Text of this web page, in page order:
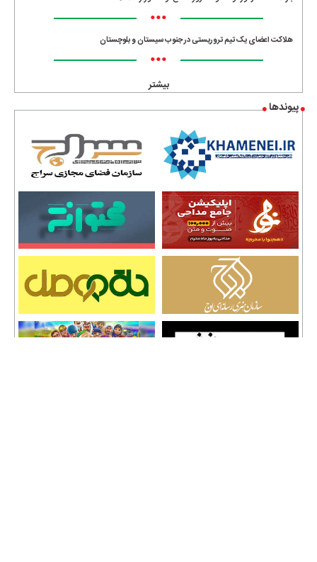
•••
هلاکت اعضای یک تیم تروریستی در جنوب سیستان و بلوچستان
•••
بیشتر
پیوندها